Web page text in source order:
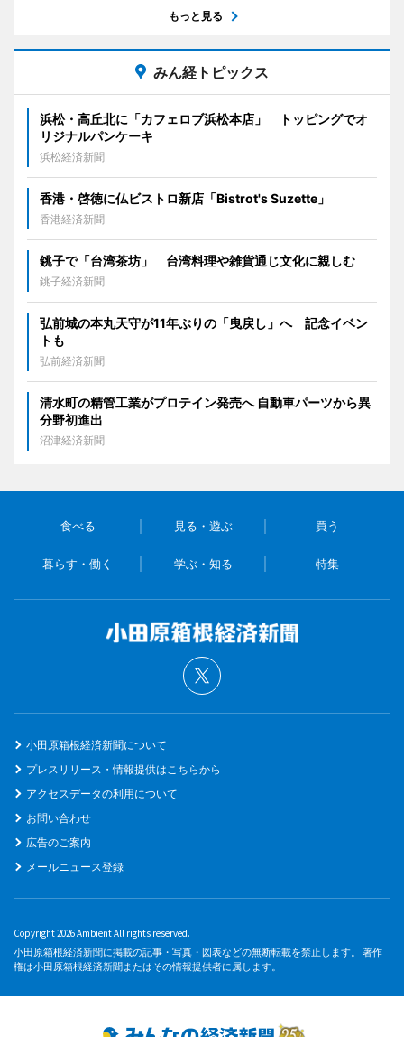
もっと見る
みん経トピックス
浜松・高丘北に「カフェロブ浜松本店」 トッピングでオ
リジナルパンケーキ
浜松経済新聞
香港・啓徳に仏ビストロ新店「Bistrot's Suzette」
香港経済新聞
銚子で「台湾茶坊」 台湾料理や雑貨通じ文化に親しむ
銚子経済新聞
弘前城の本丸天守が11年ぶりの「曳戻し」へ 記念イベン
トも
弘前経済新聞
清水町の精管工業がプロテイン発売へ 自動車パーツから異
分野初進出
沼津経済新聞
食べる 見る・遊ぶ 買う
暮らす・働く 学ぶ・知る 特集
小田原箱根経済新聞について
プレスリリース・情報提供はこちらから
アクセスデータの利用について
お問い合わせ
広告のご案内
メールニュース登録
Copyright 2026 Ambient All rights reserved.
小田原箱根経済新聞に掲載の記事・写真・図表などの無断転載を禁止します。 著作
権は小田原箱根経済新聞またはその情報提供者に属します。